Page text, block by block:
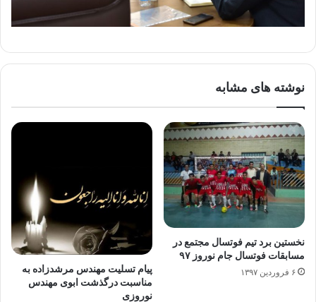
نوشته های مشابه
نخستین برد تیم فوتسال مجتمع در
مسابقات فوتسال جام نوروز ۹۷
۶ فروردین ۱۳۹۷
پیام تسلیت مهندس مرشدزاده به
مناسبت درگذشت ابوی مهندس
نوروزی